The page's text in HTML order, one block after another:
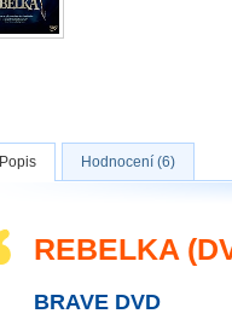
Popis Hodnocení (6)
REBELKA
BRAVE DVD